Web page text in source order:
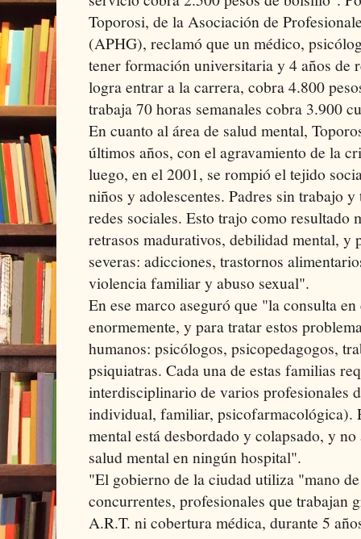
Toporosi, de la Asociación de
(APHG), reclamó que un médico,
tener formación universitaria y 4 años de
logra entrar a la carrera, cobra 4.800
trabaja 70 horas semanales cobra 3.900
En cuanto al área de salud mental,
últimos años, con el agravamiento de la
luego, en el 2001, se rompió el tejido
niños y adolescentes. Padres sin trabajo
redes sociales. Esto trajo como resultado
retrasos madurativos, debilidad mental, y
severas: adicciones, trastornos
violencia familiar y abuso sexual".
En ese marco aseguró que "la consulta
enormemente, y para tratar estos
humanos: psicólogos, psicopedagogos,
psiquiatras. Cada una de estas familias
interdisciplinario de varios profesionales
individual, familiar, psicofarmacológica).
mental está desbordado y colapsado, y
salud mental en ningún hospital".
"El gobierno de la ciudad utiliza "mano
concurrentes, profesionales que trabajan
A.R.T. ni cobertura médica, durante 5